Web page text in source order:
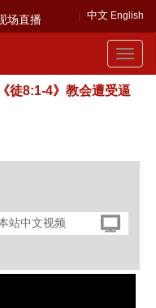
中文 English
场直播
Toggle
徒8:1-4》教会遭受逼
站中文视频